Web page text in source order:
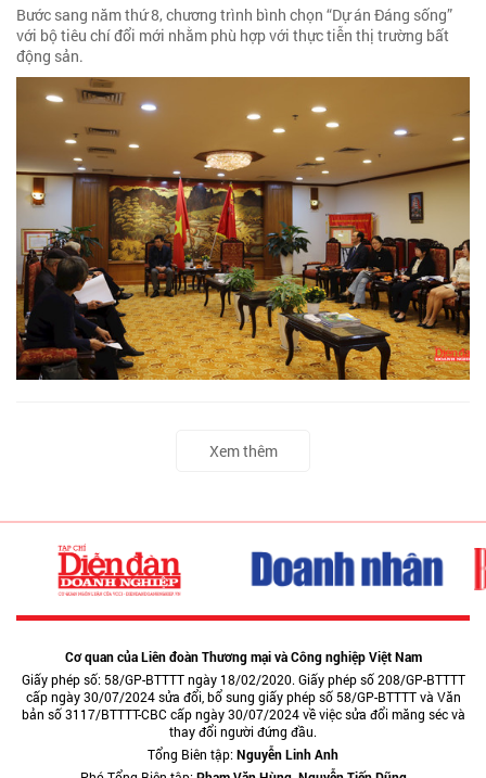
Bước sang năm thứ 8, chương trình bình chọn “Dự án Đáng sống”
với bộ tiêu chí đổi mới nhằm phù hợp với thực tiễn thị trường bất
động sản.
Xem thêm
Cơ quan của Liên đoàn Thương mại và Công nghiệp Việt Nam
Giấy phép số: 58/GP-BTTTT ngày 18/02/2020. Giấy phép số 208/GP-BTTTT
cấp ngày 30/07/2024 sửa đổi, bổ sung giấy phép số 58/GP-BTTTT và Văn
bản số 3117/BTTTT-CBC cấp ngày 30/07/2024 về việc sửa đổi măng séc và
thay đổi người đứng đầu.
Tổng Biên tập:Nguyễn Linh Anh